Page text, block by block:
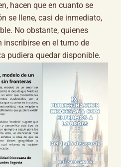
hacen que en cuanto se
se llene, casi de inmediato,
No obstante, quienes
inscribirse en el turno de
pudiera quedar disponible.